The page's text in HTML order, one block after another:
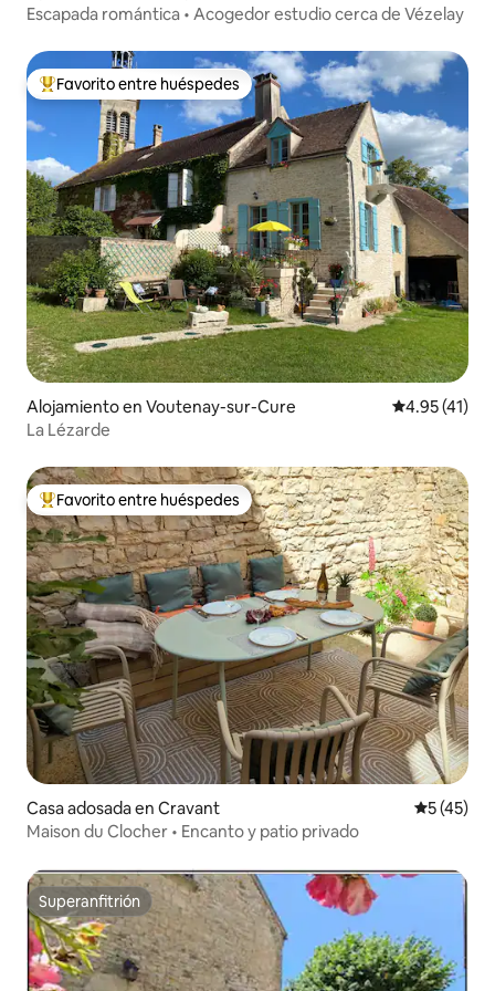
Escapada romántica • Acogedor estudio cerca de Vézelay
Favorito entre huéspedes preferido
Favorito entre huéspedes
Alojamiento en Voutenay-sur-Cure Calificación
4.95 (41)
La Lézarde
Favorito entre huéspedes preferido
Favorito entre huéspedes
Casa adosada en Cravant
5 (45)
Maison du Clocher • Encanto y patio privado
Superanfitrión
Superanfitrión